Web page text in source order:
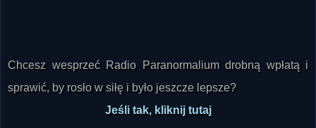
Chcesz wesprzeć Radio Paranormalium drobną wpłatą i
sprawić, by rosło w siłę i było jeszcze lepsze?
Jeśli tak, kliknij tutaj